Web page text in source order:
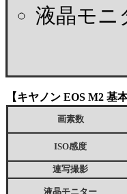
液晶モニ
【キヤノン EOS M2 基
画素数
ISO感度
連写撮影
液晶モニター